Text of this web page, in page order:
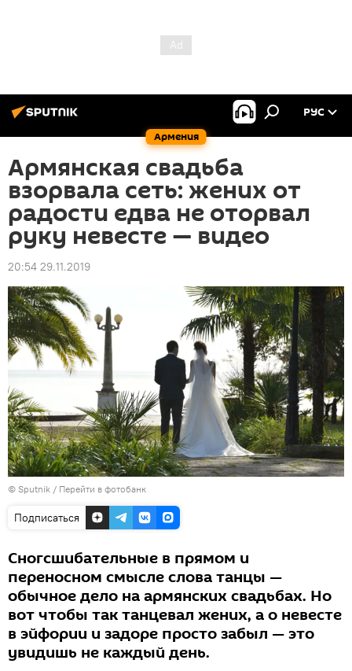
Армения
РУС
Армянская свадьба
взорвала сеть: жених от
радости едва не оторвал
руку невесте — видео
20:54 29.11.2019
© Sputnik / Перейти в фотобанк
Подписаться
Сногсшибательные в прямом и
переносном смысле слова танцы —
обычное дело на армянских свадьбах. Но
вот чтобы так танцевал жених, а о невесте
в эйфории и задоре просто забыл — это
увидишь не каждый день.